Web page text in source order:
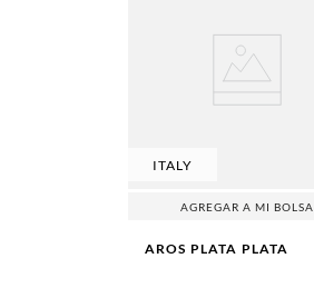
ITALY
AGREGAR A MI BOLSA
AROS PLATA PLATA